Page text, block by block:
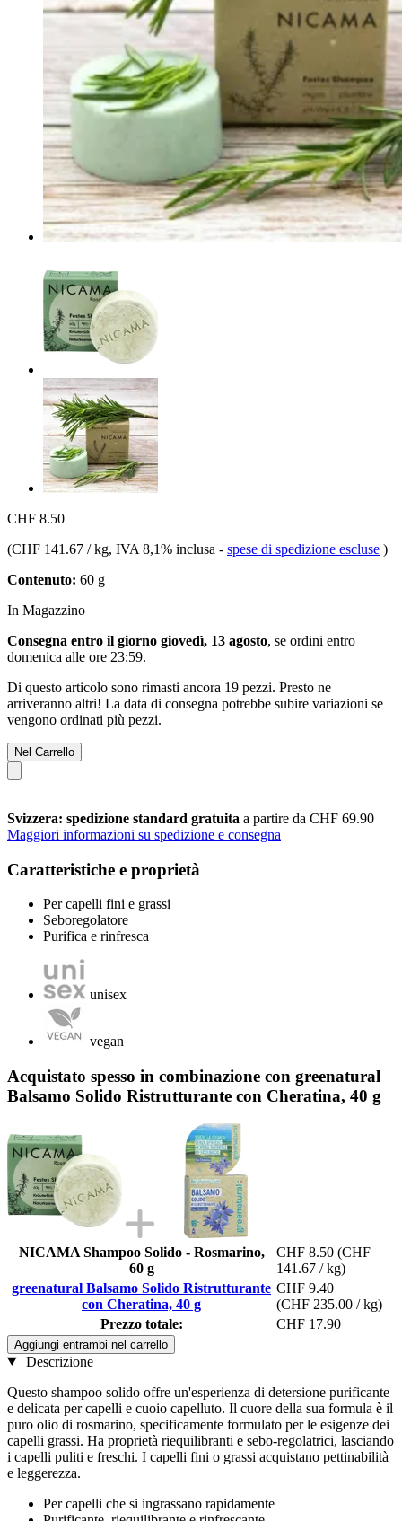
CHF 8.50
(CHF 141.67 / kg, IVA 8,1% inclusa - spese di spedizione escluse )
Contenuto: 60 g
In Magazzino
Consegna entro il giorno giovedì, 13 agosto, se ordini entro
domenica alle ore 23:59.
Di questo articolo sono rimasti ancora 19 pezzi. Presto ne
arriveranno altri! La data di consegna potrebbe subire variazioni se
vengono ordinati più pezzi.
Nel Carrello
Svizzera: spedizione standard gratuita a partire da CHF 69.90
Maggiori informazioni su spedizione e consegna
Caratteristiche e proprietà
Per capelli fini e grassi
Seboregolatore
Purifica e rinfresca
unisex
vegan
Acquistato spesso in combinazione con greenatural
Balsamo Solido Ristrutturante con Cheratina, 40 g
NICAMA Shampoo Solido - Rosmarino,
60 g
CHF 8.50 (CHF
141.67 / kg)
greenatural Balsamo Solido Ristrutturante
con Cheratina, 40 g
CHF 9.40
(CHF 235.00 / kg)
Prezzo totale:
CHF 17.90
Aggiungi entrambi nel carrello
Descrizione
Questo shampoo solido offre un'esperienza di detersione purificante
e delicata per capelli e cuoio capelluto. Il cuore della sua formula è il
puro olio di rosmarino, specificamente formulato per le esigenze dei
capelli grassi. Ha proprietà riequilibranti e sebo-regolatrici, lasciando
i capelli puliti e freschi. I capelli fini o grassi acquistano pettinabilità
e leggerezza.
Per capelli che si ingrassano rapidamente